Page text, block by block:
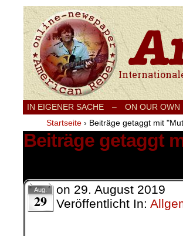
Internationale
IN EIGENER SACHE – ON OUR
Startseite › Beiträge getaggt mit
Beiträge getaggt
Aug.
29
on 29. August 2019
Veröffentlicht In: